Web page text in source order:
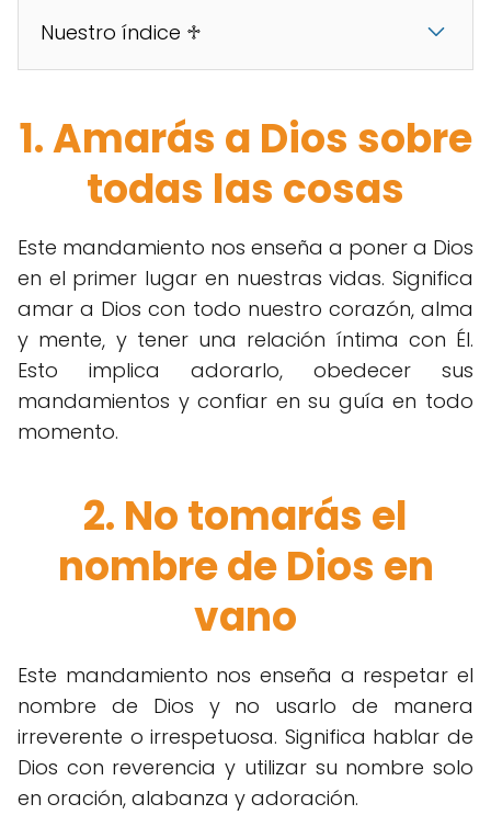
Nuestro índice ♱
1. Amarás a Dios sobre
todas las cosas
Este mandamiento nos enseña a poner a Dios
en el primer lugar en nuestras vidas. Significa
amar a Dios con todo nuestro corazón, alma
y mente, y tener una relación íntima con Él.
Esto implica adorarlo, obedecer sus
mandamientos y confiar en su guía en todo
momento.
2. No tomarás el
nombre de Dios en
vano
Este mandamiento nos enseña a respetar el
nombre de Dios y no usarlo de manera
irreverente o irrespetuosa. Significa hablar de
Dios con reverencia y utilizar su nombre solo
en oración, alabanza y adoración.